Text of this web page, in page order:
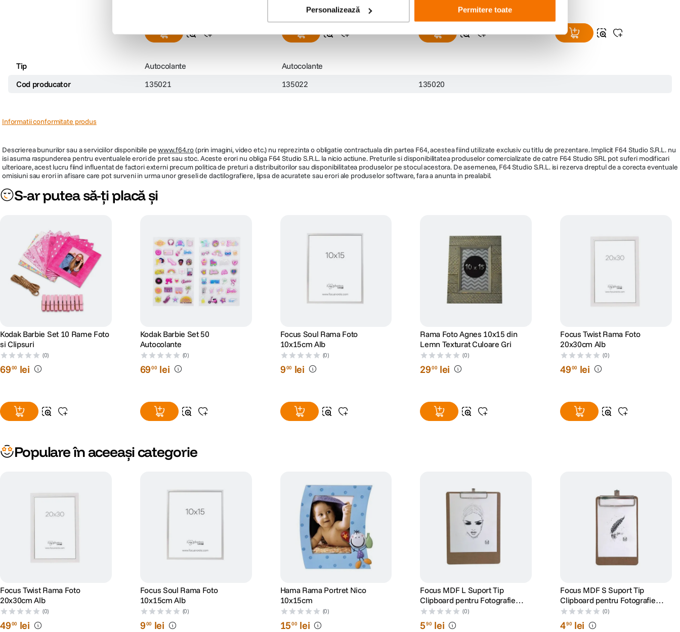
Personalizează Permitere toate
Tip Autocolante
Autocolante
Cod producator
135021 135022 135020
Informatii conformitate produs
Descrierea bunurilor sau a serviciilor disponibile pewww.f64.ro(prin imagini, video etc.) nu reprezinta o obligatie contractuala din partea F64, acestea fiind utilizate exclusiv cu titlu de prezentare. Implicit F64 Studio S.R.L. nu
isi asuma raspunderea pentru eventualele erori de pret sau stoc. Aceste erori nu obliga F64 Studio S.R.L. la nicio actiune. Preturile si disponibilitatea produselor comercializate de catre F64 Studio SRL pot suferi modificari
ulterioare, acest lucru fiind influentat de factori externi precum politica de preturi a distribuitorilor sau disponibilitatea produselor pe stocul acestora. De asemenea, F64 Studio S.R.L. isi rezerva dreptul de a corecta eventuale
omisiuni sau erori in afisare care pot surveni in urma unor greseli de dactilografiere, lipsa de acuratete sau erori ale produselor software, fara a anunta in prealabil.
S-ar putea să-ți placă și
Kodak Barbie Set 10 Rame Foto
si Clipsuri
(0)
6900 lei
Kodak Barbie Set 50
Autocolante
(0)
6900 lei
Focus Soul Rama Foto
10x15cm Alb
(0)
900 lei
Rama Foto Agnes 10x15 din
Lemn Texturat Culoare Gri
(0)
2900 lei
Focus Twist Rama Foto
20x30cm Alb
(0)
4900 lei
Populare în aceeași categorie
Focus Twist Rama Foto
20x30cm Alb
(0)
4900 lei
Focus Soul Rama Foto
10x15cm Alb
(0)
900 lei
Hama Rama Portret Nico
10x15cm
(0)
1500 lei
Focus MDF L Suport Tip
Clipboard pentru Fotografie
23x31cm
(0)
590 lei
Focus MDF S Suport Tip
Clipboard pentru Fotografie
11x18cm
(0)
490 lei